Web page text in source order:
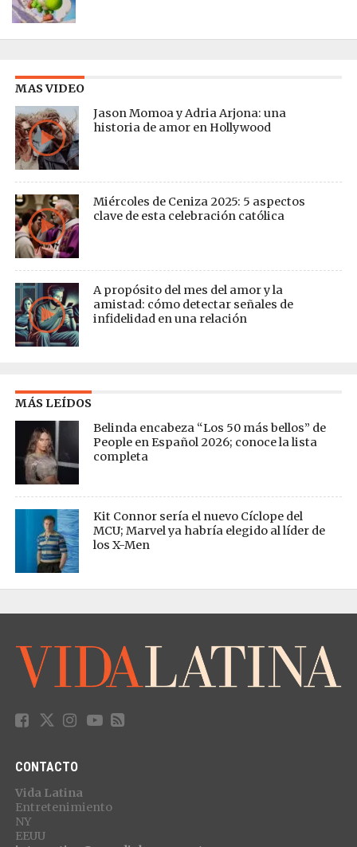
MAS VIDEO
Jason Momoa y Adria Arjona: una
historia de amor en Hollywood
Miércoles de Ceniza 2025: 5 aspectos
clave de esta celebración católica
A propósito del mes del amor y la
amistad: cómo detectar señales de
infidelidad en una relación
MÁS LEÍDOS
Belinda encabeza “Los 50 más bellos” de
People en Español 2026; conoce la lista
completa
Kit Connor sería el nuevo Cíclope del
MCU; Marvel ya habría elegido al líder de
los X-Men
CONTACTO
Vida Latina
Entretenimiento
NY
EEUU